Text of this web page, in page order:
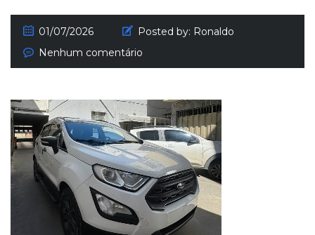
01/07/2026 Posted by: Ronaldo
Nenhum comentário